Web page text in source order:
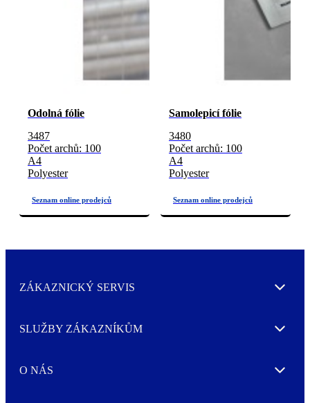
Odolná fólie
3487
Počet archů: 100
A4
Polyester
Samolepicí fólie
3480
Počet archů: 100
A4
Polyester
ZÁKAZNICKÝ SERVIS Expand
SLUŽBY ZÁKAZNÍKŮM Expand
O NÁS Expand